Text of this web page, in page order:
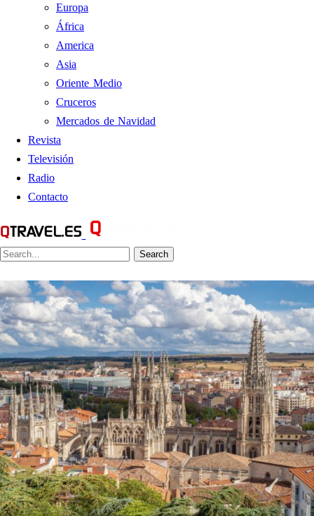
Europa
África
America
Asia
Oriente Medio
Cruceros
Mercados de Navidad
Revista
Televisión
Radio
Contacto
Search